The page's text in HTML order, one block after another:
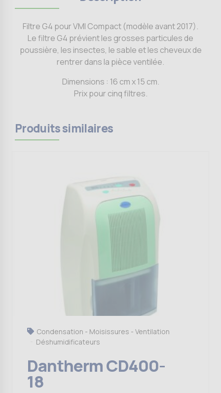
Filtre G4 pour VMI Compact (modèle avant 2017).
Le filtre G4 prévient les grosses particules de
poussière, les insectes, le sable et les cheveux de
rentrer dans la pièce ventilée.
Dimensions : 16 cm x 15 cm.
Prix pour cinq filtres.
Produits similaires
Condensation - Moisissures - Ventilation
Déshumidificateurs
Dantherm CD400-
18